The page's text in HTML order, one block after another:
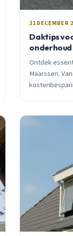
21 DECEMBER
Daktips
Ontdek
Maarssen.